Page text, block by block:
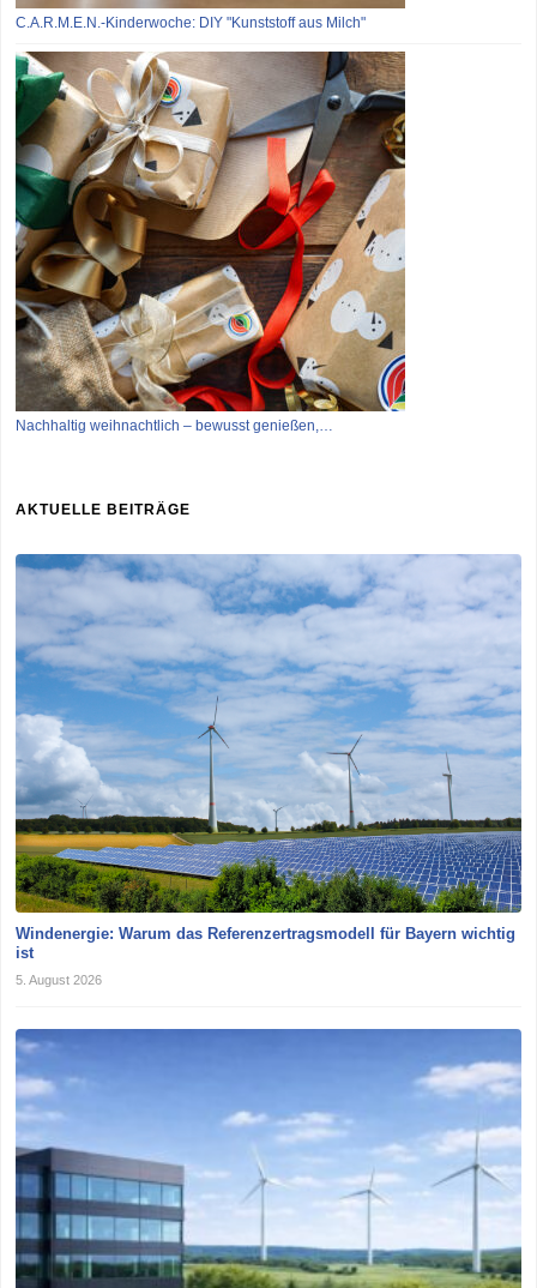
C.A.R.M.E.N.-Kinderwoche: DIY "Kunststoff aus Milch"
Nachhaltig weihnachtlich – bewusst genießen,…
AKTUELLE BEITRÄGE
Windenergie: Warum das Referenzertragsmodell für Bayern wichtig
ist
5. August 2026